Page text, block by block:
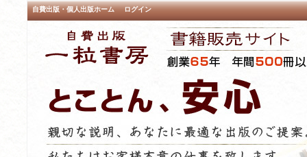
自費出版・個人出版ホーム ログイン